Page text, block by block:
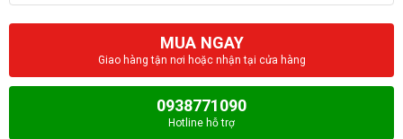
MUA NGAY
Giao hàng tận nơi hoặc nhận tại cửa hàng
0938771090
Hotline hỗ trợ